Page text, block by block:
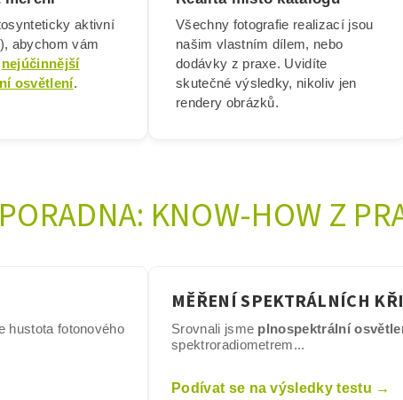
aktivní
abychom vám
nejúčinnější
osvětlení.
Všechny fotografie realizací jsou
našim vlastním dílem, nebo
dodávky z praxe. Uvidíte
skutečné výsledky, nikoliv jen
rendery obrázků.
KNOW-HOW Z
hustota fotonového
MĚŘENÍ SPEKTRÁLNÍCH
Srovnali jsme plnospektrální
spektroradiometrem...
Podívat se na výsledky testu →